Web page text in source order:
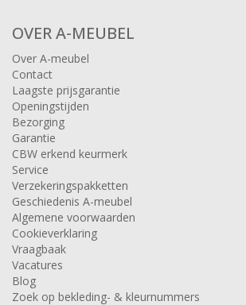
OVER A-MEUBEL
Over A-meubel
Contact
Laagste prijsgarantie
Openingstijden
Bezorging
Garantie
CBW erkend keurmerk
Service
Verzekeringspakketten
Geschiedenis A-meubel
Algemene voorwaarden
Cookieverklaring
Vraagbaak
Vacatures
Blog
Zoek op bekleding- & kleurnummers